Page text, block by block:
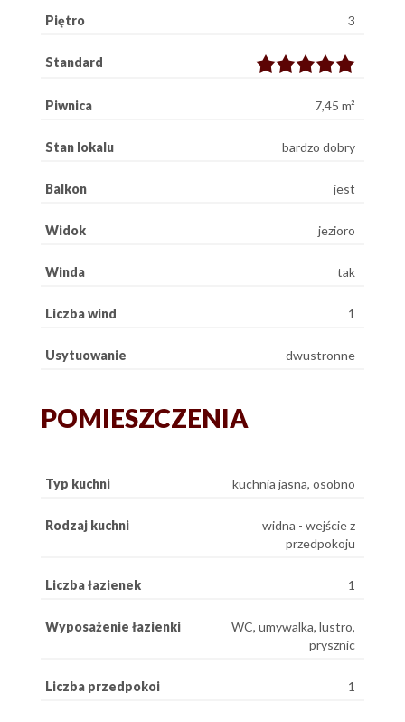
Piętro 3
Standard
Piwnica 7,45 m²
Stan lokalu bardzo dobry
Balkon jest
Widok jezioro
Winda tak
Liczba wind 1
Usytuowanie dwustronne
POMIESZCZENIA
Typ kuchni kuchnia jasna, osobno
Rodzaj kuchni
widna - wejście z
przedpokoju
Liczba łazienek 1
Wyposażenie łazienki
WC, umywalka, lustro,
prysznic
Liczba przedpokoi 1